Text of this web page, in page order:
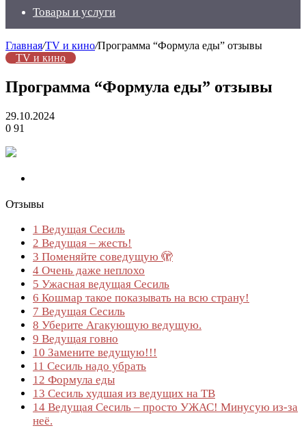
Товары и услуги
Главная/TV и кино/Программа “Формула еды” отзывы
TV и кино
Программа “Формула еды” отзывы
29.10.2024
0 91
Отзывы
1 Ведущая Сесиль
2 Ведущая – жесть!
3 Поменяйте соведущую 🫣
4 Очень даже неплохо
5 Ужасная ведущая Сесиль
6 Кошмар такое показывать на всю страну!
7 Ведущая Сесиль
8 Уберите Агакующую ведущую.
9 Ведущая говно
10 Замените ведущую!!!
11 Сесиль надо убрать
12 Формула еды
13 Сесиль худшая из ведущих на ТВ
14 Ведущая Сесиль – просто УЖАС! Минусую из-за
неё.